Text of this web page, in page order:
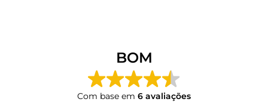
BOM
Com base em 6 avaliações